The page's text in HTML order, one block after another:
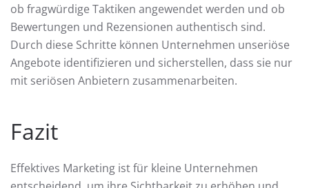
ob fragwürdige Taktiken angewendet werden und ob
Bewertungen und Rezensionen authentisch sind.
Durch diese Schritte können Unternehmen unseriöse
Angebote identifizieren und sicherstellen, dass sie nur
mit seriösen Anbietern zusammenarbeiten.
Fazit
Effektives Marketing ist für kleine Unternehmen